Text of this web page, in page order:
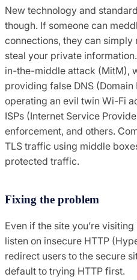
New technology and
though. If someone can
connections, they can
steal your private
in-the-middle attack (MitM),
providing false DNS
operating an evil twin Wi-Fi
ISPs (Internet Service
enforcement, and others.
TLS traffic using middle
protected traffic.
Fixing the problem
Even if the site you’re
listen on insecure HTTP
redirect users to the secure
default to trying HTTP first.